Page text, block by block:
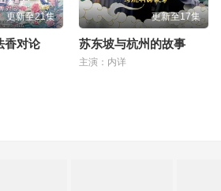
更新至21集
香对论
更新至17集
苏东坡与杭州的故事
主演：内详